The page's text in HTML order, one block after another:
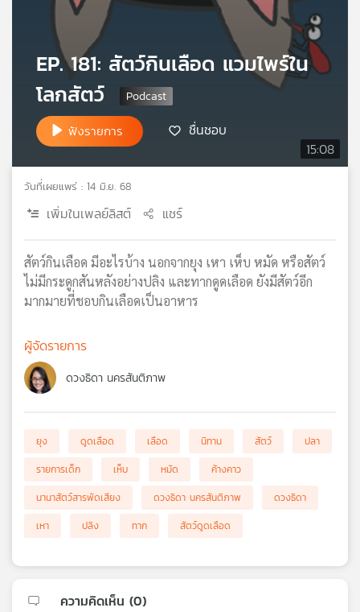
บี
เอส
วิทยุ
เครือ
ข่าย
15:08
EP. 181: สัตว์กินเลือด แวมไพร์ใน
โลกสัตว์
ฟังรายการ ชื่นชอบ
วันที่เผยแพร่ : 14 มิ.ย. 68
เพิ่มในเพลย์ลิสต์ แชร์
สัตว์กินเลือด มีอะไรบ้าง นอกจากยุง เหา เห็บ หมัด หรือสัตว์
ไม่มีกระดูกสันหลังอย่างปลิง และทากดูดเลือด ยังมีสัตว์อีก
มากมายที่ชอบกินเลือดเป็นอาหาร
ผู้จัดรายการ
ดวงธิดา นครสันติภาพ
ยุง ดูดเลือด เลือด นิทาน สัตว์
ปลา
รายการเด็ก
เห็บ หมัด
ค้างคาว
นานาสัตว์สารพัดเสียง
ดวงธิดา นครสันติภาพ
ดวงธิดา
เหา
ปลิง ทาก สัตว์ดูดเลือด
ความคิดเห็น (0)